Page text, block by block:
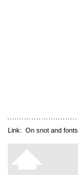
Link: On snot and fonts